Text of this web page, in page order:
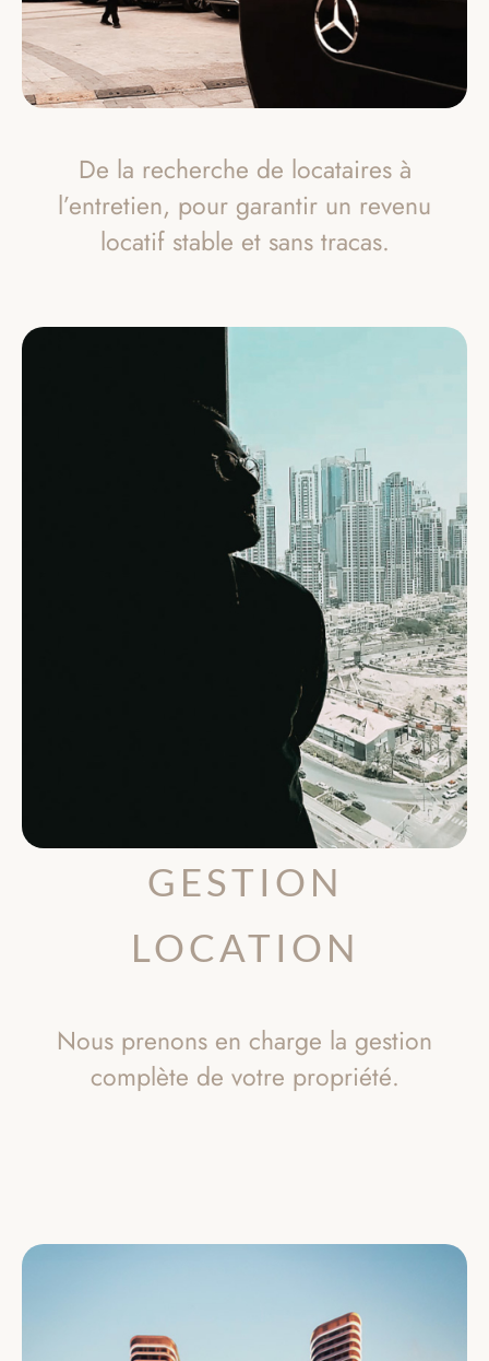
GESTION
LOCATION
Nous prenons en charge la gestion
complète de votre propriété.
De la recherche de locataires à
l’entretien, pour garantir un revenu
locatif stable et sans tracas.